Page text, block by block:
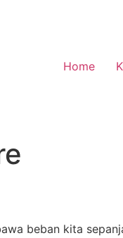
Home
beban kita